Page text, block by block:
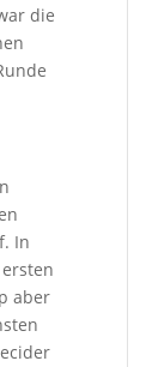
die
In
aber